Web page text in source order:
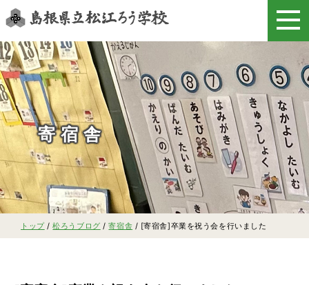
このページの本文へ
寄宿舎
現
在
置：
トップ/松ろうブログ /寄宿舎 / [寄宿舎]卒業を祝う会を行いました